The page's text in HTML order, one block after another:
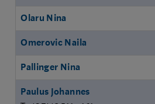
Olaru Nina
Omerovic Naila
Pallinger Nina
Paulus Johannes